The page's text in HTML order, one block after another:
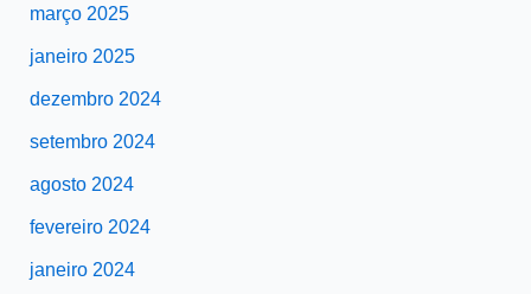
março 2025
janeiro 2025
dezembro 2024
setembro 2024
agosto 2024
fevereiro 2024
janeiro 2024